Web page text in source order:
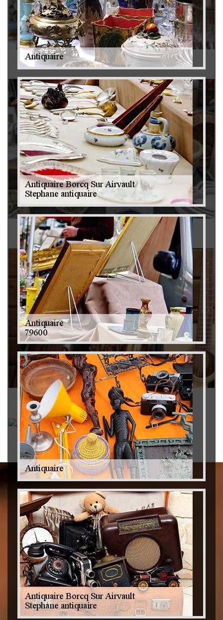
Antiquaire 79
Brocanteur 79
Rachat instrument de musique 79
Achat antiquité 79